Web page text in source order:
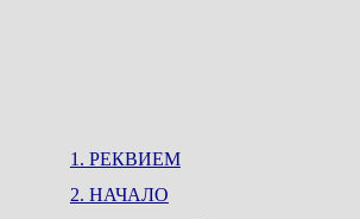
1. РЕКВИЕМ
2. НАЧАЛО